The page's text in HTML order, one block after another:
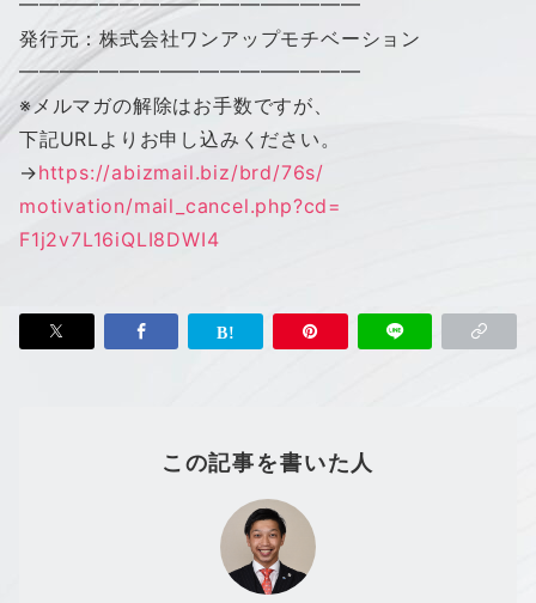
━━━━━━━━━━━━━━━━━
発行元：株式会社ワンアップモチベーション
━━━━━━━━━━━━━━━━━
※メルマガの解除はお手数ですが、
下記URLよりお申し込みください。
→https://abizmail.biz/brd/76s/
motivation/mail_cancel.php?cd=
F1j2v7L16iQLI8DWI4
この記事を書いた人